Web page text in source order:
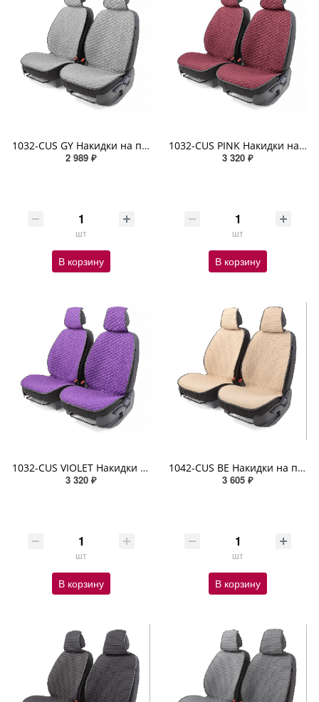
1032-CUS GY Накидки на передние сиденья Car Performance, 2 шт. материал fiberflax (лен) серый
2 989 ₽
шт
В корзину
1032-CUS PINK Накидки на передние сиденья Car Performance, 2 шт. материал fiberflax (лен) розовый
3 320 ₽
шт
В корзину
1032-CUS VIOLET Накидки на передние сиденья Car Performance 2 шт. материал fiberflax (лен) фиолетов
3 320 ₽
шт
В корзину
1042-CUS BE Накидки на передние сиденья Car Performance, 2 шт. материал fiberflax (лен) бежевый
3 605 ₽
шт
В корзину